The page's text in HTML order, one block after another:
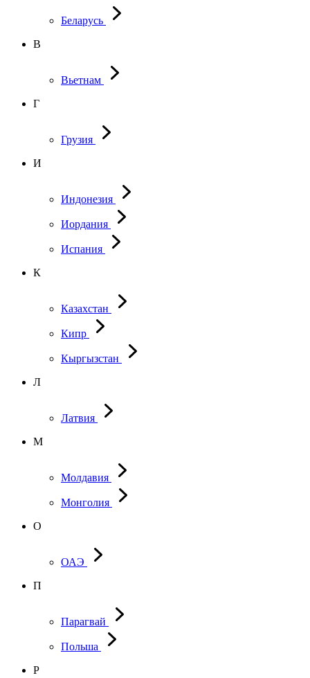
Беларусь
В
Вьетнам
Г
Грузия
И
Индонезия
Иордания
Испания
К
Казахстан
Кипр
Кыргызстан
Л
Латвия
М
Молдавия
Монголия
О
ОАЭ
П
Парагвай
Польша
Р